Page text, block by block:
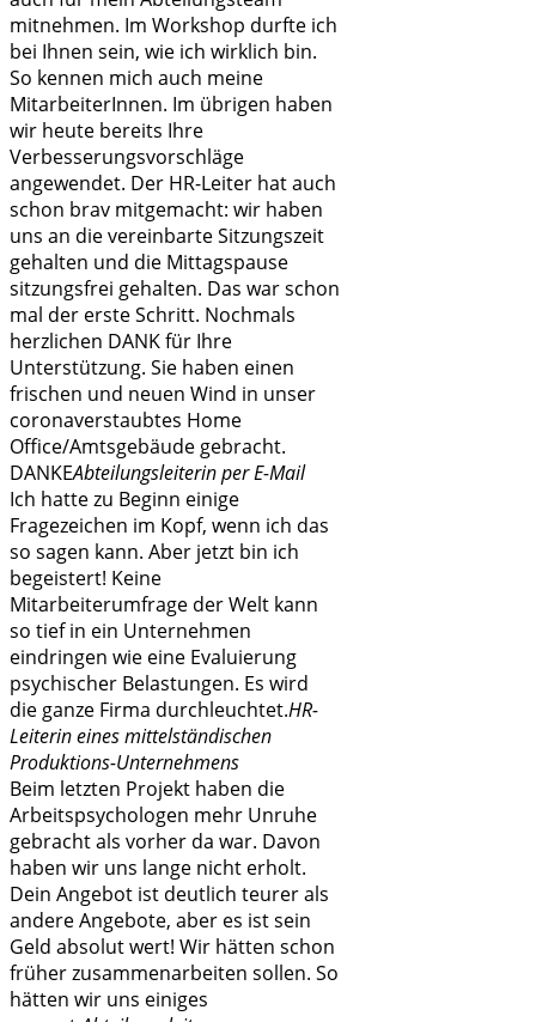
mitnehmen. Im Workshop durfte ich
bei Ihnen sein, wie ich wirklich bin.
So kennen mich auch meine
MitarbeiterInnen. Im übrigen haben
wir heute bereits Ihre
Verbesserungsvorschläge
angewendet. Der HR-Leiter hat auch
schon brav mitgemacht: wir haben
uns an die vereinbarte Sitzungszeit
gehalten und die Mittagspause
sitzungsfrei gehalten. Das war schon
mal der erste Schritt. Nochmals
herzlichen DANK für Ihre
Unterstützung. Sie haben einen
frischen und neuen Wind in unser
coronaverstaubtes Home
Office/Amtsgebäude gebracht.
DANKEAbteilungsleiterin per E-Mail
Ich hatte zu Beginn einige
Fragezeichen im Kopf, wenn ich das
so sagen kann. Aber jetzt bin ich
begeistert! Keine
Mitarbeiterumfrage der Welt kann
so tief in ein Unternehmen
eindringen wie eine Evaluierung
psychischer Belastungen. Es wird
die ganze Firma durchleuchtet.HR-
Leiterin eines mittelständischen
Produktions-Unternehmens
Beim letzten Projekt haben die
Arbeitspsychologen mehr Unruhe
gebracht als vorher da war. Davon
haben wir uns lange nicht erholt.
Dein Angebot ist deutlich teurer als
andere Angebote, aber es ist sein
Geld absolut wert! Wir hätten schon
früher zusammenarbeiten sollen. So
hätten wir uns einiges